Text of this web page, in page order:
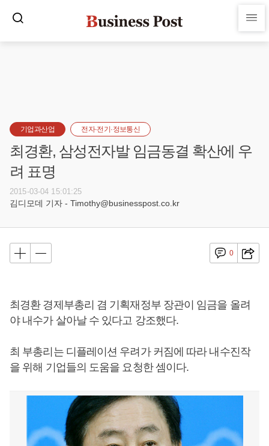
기업과산업 전자·전기·정보통신
최경환, 삼성전자발 임금동결 확산에 우
려 표명
2015-03-04 15:01:25
김디모데 기자 - Timothy@businesspost.co.kr
0
최경환 경제부총리 겸 기획재정부 장관이 임금을 올려
야 내수가 살아날 수 있다고 강조했다.
최 부총리는 디플레이션 우려가 커짐에 따라 내수진작
을 위해 기업들의 도움을 요청한 셈이다.